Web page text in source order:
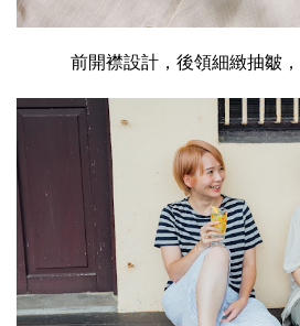
前開襟設計，後領細緻抽皺